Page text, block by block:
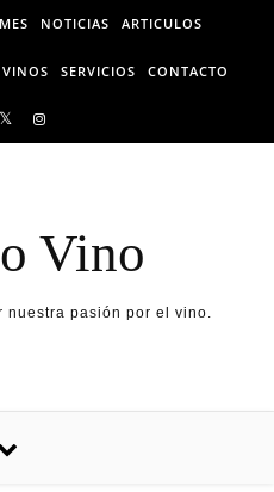
NOTICIAS ARTICULOS
VINOS SERVICIOS CONTACTO
Vino
nuestra pasión por el vino.